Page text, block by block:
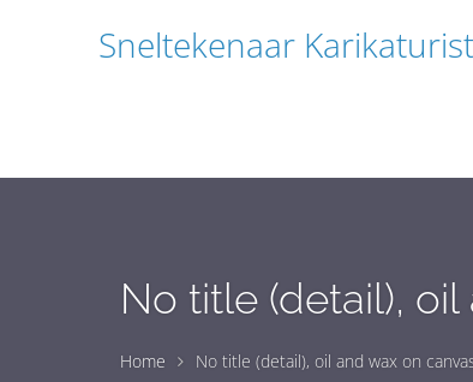
Sneltekenaar
No title (detail),
Home No title (detail), oil and wax on